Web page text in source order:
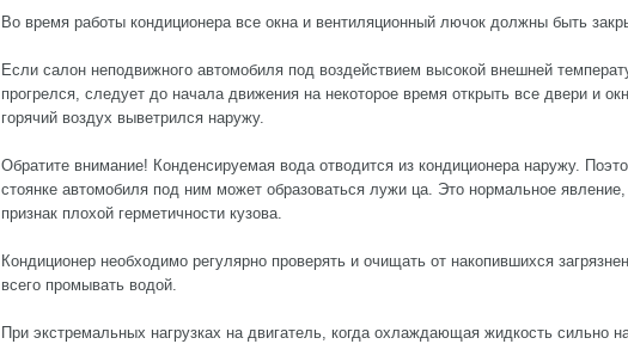
Во время работы кондиционера все окна и вентиляционный лючок должны быть
Если салон неподвижного автомобиля под воздействием высокой внешней
прогрелся, следует до начала движения на некоторое время открыть все двери и
горячий воздух выветрился наружу.
Обратите внимание! Конденсируемая вода отводится из кондиционера наружу.
стоянке автомобиля под ним может образоваться лужи ца. Это нормальное
признак плохой герметичности кузова.
Кондиционер необходимо регулярно проверять и очищать от накопившихся
всего промывать водой.
При экстремальных нагрузках на двигатель, когда охлаждающая жидкость сильно